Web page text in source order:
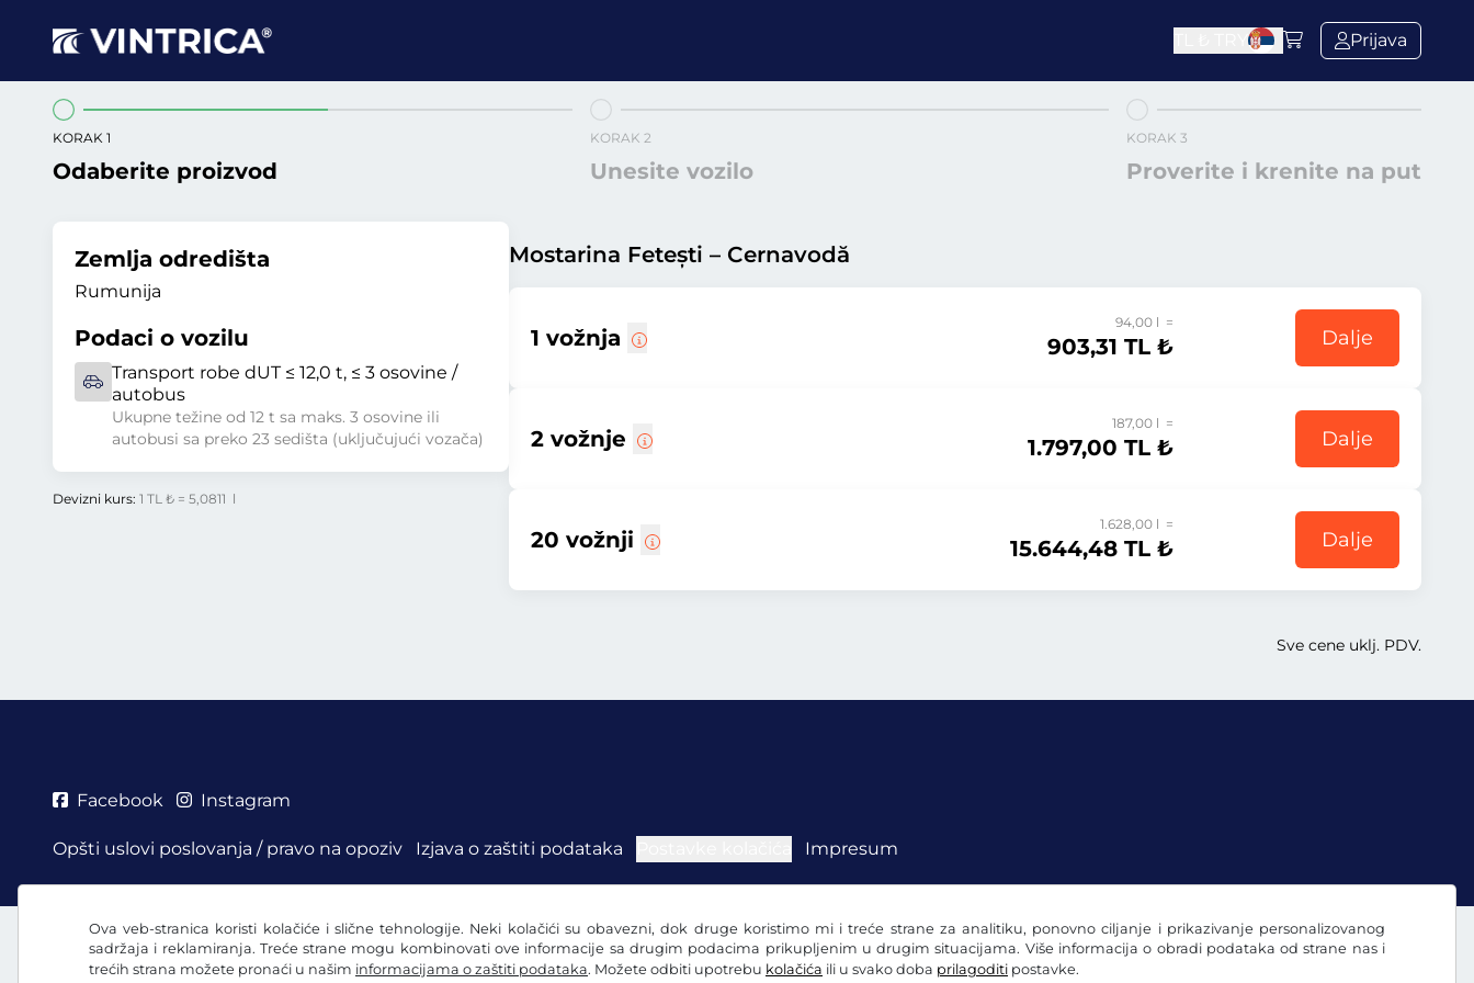
Ova veb-stranica koristi kolačiće i slične tehnologije. Neki kolačići su obavezni, dok druge koristimo mi i treće strane za analitiku, ponovno ciljanje i prikazivanje personalizovanog
sadržaja i reklamiranja. Treće strane mogu kombinovati ove informacije sa drugim podacima prikupljenim u drugim situacijama. Više informacija o obradi podataka od strane nas i
trećih strana možete pronaći u našim informacijama o zaštiti podataka. Možete odbiti upotrebu kolačića ili u svako doba prilagoditi postavke.
Prijava
KORAK 1
Odaberite proizvod
KORAK 2
Unesite vozilo
KORAK 3
Proverite i krenite na put
Zemlja odredišta
Rumunija
Podaci o vozilu
Transport robe dUT ≤ 12,0 t, ≤ 3 osovine /
autobus
Ukupne težine od 12 t sa maks. 3 osovine ili
autobusi sa preko 23 sedišta (uključujući vozača)
Devizni kurs: 1 TL ₺ = 5,0811 l
Mostarina Fetești – Cernavodă
1 vožnja
94,00 l =
903,31 TL ₺ Dalje
2 vožnje
187,00 l =
1.797,00 TL ₺ Dalje
20 vožnji
1.628,00 l =
15.644,48 TL ₺ Dalje
Sve cene uklj. PDV.
Facebook Instagram
Opšti uslovi poslovanja / pravo na opoziv Izjava o zaštiti podataka Impresum